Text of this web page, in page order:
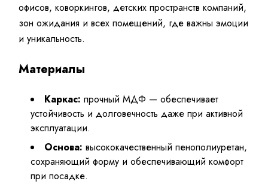
офисов, коворкингов, детских пространств компаний,
зон ожидания и всех помещений, где важны эмоции
и уникальность.
Материалы
Каркас: прочный МДФ — обеспечивает
устойчивость и долговечность даже при активной
эксплуатации.
Основа: высококачественный пенополиуретан,
сохраняющий форму и обеспечивающий комфорт
при посадке.